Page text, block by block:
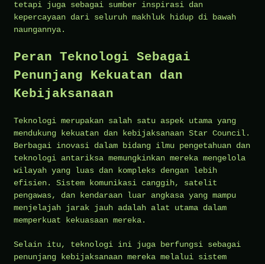
tetapi juga sebagai sumber inspirasi dan
kepercayaan dari seluruh makhluk hidup di bawah
naungannya.
Peran Teknologi Sebagai
Penunjang Kekuatan dan
Kebijaksanaan
Teknologi merupakan salah satu aspek utama yang
mendukung kekuatan dan kebijaksanaan Star Council.
Berbagai inovasi dalam bidang ilmu pengetahuan dan
teknologi antariksa memungkinkan mereka mengelola
wilayah yang luas dan kompleks dengan lebih
efisien. Sistem komunikasi canggih, satelit
pengawas, dan kendaraan luar angkasa yang mampu
menjelajah jarak jauh adalah alat utama dalam
memperkuat kekuasaan mereka.
Selain itu, teknologi ini juga berfungsi sebagai
penunjang kebijaksanaan mereka melalui sistem